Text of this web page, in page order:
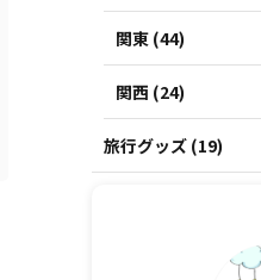
関東 (44)
関西 (24)
旅行グッズ (19)